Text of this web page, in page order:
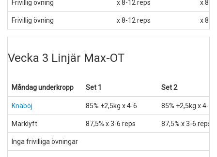
Frivillig övning x 8-12 reps x 8-
Frivillig övning x 8-12 reps x 8-
Vecka 3 Linjär Max-OT
Måndag underkropp Set 1 Set 2
Knäböj 85% +2,5kg x 4-6 85% +2,5kg x 4-6
Marklyft 87,5% x 3-6 reps 87,5% x 3-6 reps
Inga frivilliga övningar